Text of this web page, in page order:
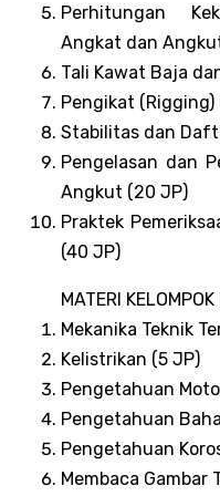
Perhitungan
Angkat dan
Tali Kawat Baja
Pengikat
Stabilitas dan
Pengelasan dan
Angkut (20 JP)
Praktek
(40 JP)
MATERI
Mekanika Teknik
Kelistrikan (5 JP)
Pengetahuan
Pengetahuan
Pengetahuan
Membaca Gambar